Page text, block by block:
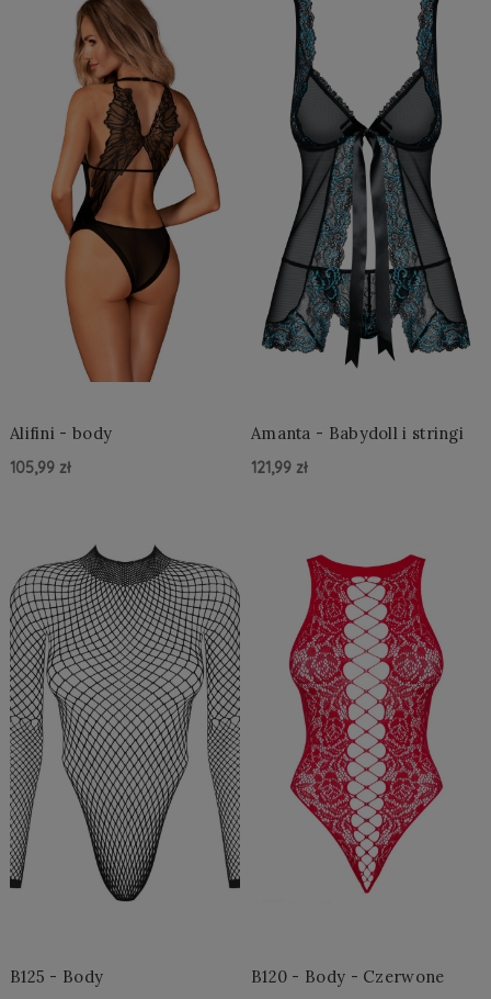
Alifini - body
105,99 zł
Amanta - Babydoll i stringi
121,99 zł
B125 - Body B120 - Body - Czerwone